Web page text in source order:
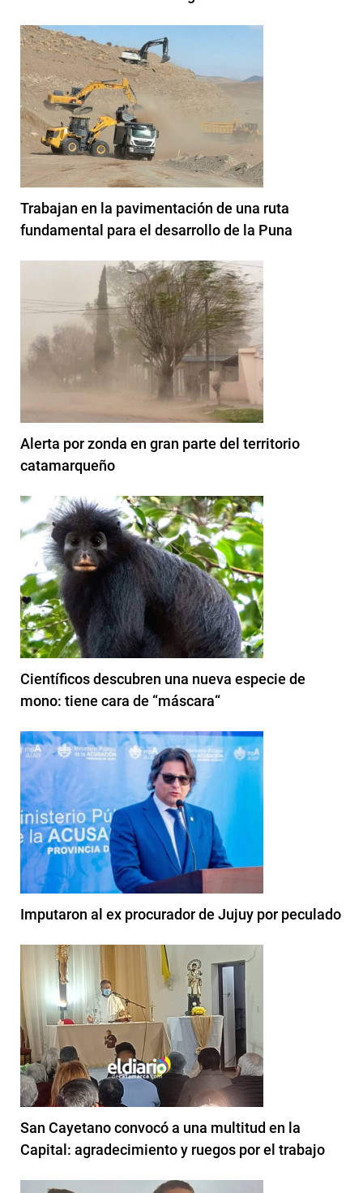
Trabajan en la pavimentación de una ruta
fundamental para el desarrollo de la Puna
Alerta por zonda en gran parte del territorio
catamarqueño
Científicos descubren una nueva especie de
mono: tiene cara de “máscara“
Imputaron al ex procurador de Jujuy por peculado
San Cayetano convocó a una multitud en la
Capital: agradecimiento y ruegos por el trabajo